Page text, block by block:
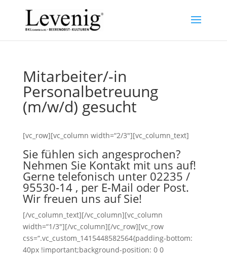
Mitarbeiter/-in
Personalbetreuung
(m/w/d) gesucht
[vc_row][vc_column width=“2/3″][vc_column_text]
Sie fühlen sich angesprochen?
Nehmen Sie Kontakt mit uns auf!
Gerne telefonisch unter 02235 /
95530-14 , per E-Mail oder Post.
Wir freuen uns auf Sie!
[/vc_column_text][/vc_column][vc_column
width=“1/3″][/vc_column][/vc_row][vc_row
css=“.vc_custom_1415448582564{padding-bottom:
40px !important;background-position: 0 0